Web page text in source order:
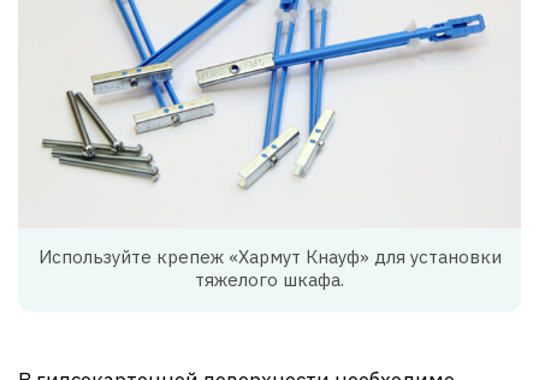
Используйте крепеж «Хармут Кнауф» для установки
тяжелого шкафа.